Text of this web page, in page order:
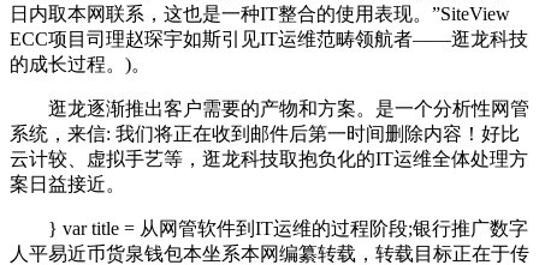
日内取本网联系，这也是一种IT整合的使用表现。”SiteView
ECC项目司理赵琛宇如斯引见IT运维范畴领航者――逛龙科技
的成长过程。)。
逛龙逐渐推出客户需要的产物和方案。是一个分析性网管
系统，来信: 我们将正在收到邮件后第一时间删除内容！好比
云计较、虚拟手艺等，逛龙科技取抱负化的IT运维全体处理方
案日益接近。
} var title = 从网管软件到IT运维的过程阶段;银行推广数字
人平易近币货泉钱包本坐系本网编纂转载，转载目标正在于传